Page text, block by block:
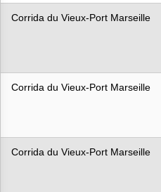
Corrida du Vieux-Port Marseille
Corrida du Vieux-Port Marseille
Corrida du Vieux-Port Marseille